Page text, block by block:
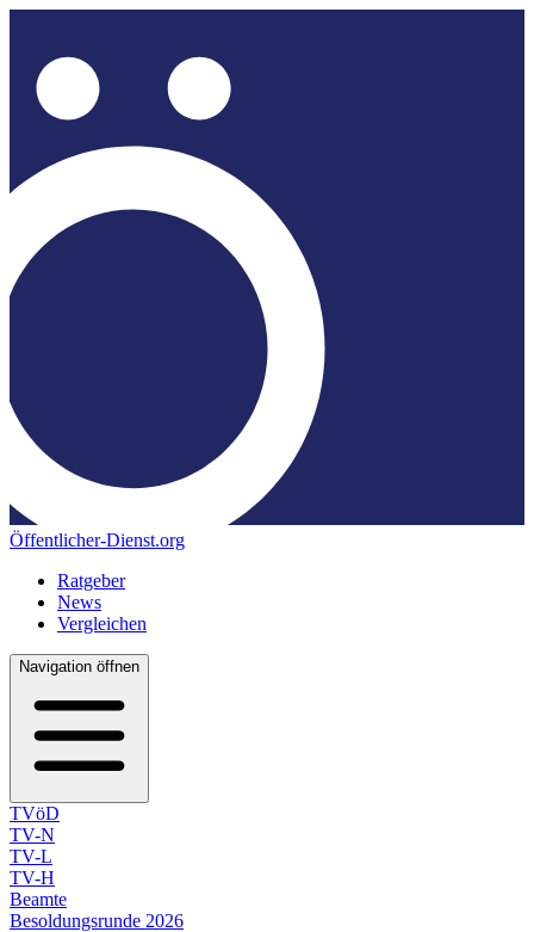
Öffentlicher-Dienst.org
Ratgeber
News
Vergleichen
Navigation öffnen
TVöD
TV-N
TV-L
TV-H
Beamte
Besoldungsrunde 2026